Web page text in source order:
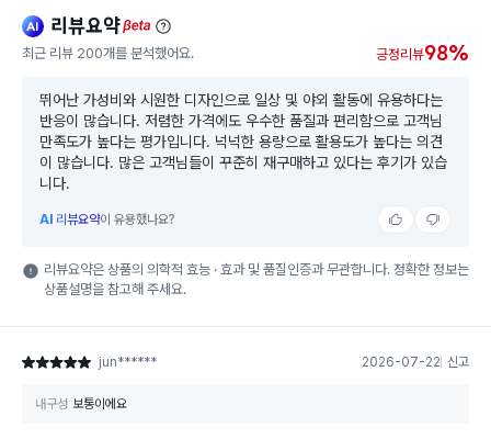
ai 리뷰요약beta
최근 리뷰 200개를 분석했어요. 긍정리뷰98%
뛰어난 가성비와 시원한 디자인으로 일상 및 야외 활동에 유용하다는
반응이 많습니다. 저렴한 가격에도 우수한 품질과 편리함으로 고객님
만족도가 높다는 평가입니다. 넉넉한 용량으로 활용도가 높다는 의견
이 많습니다. 많은 고객님들이 꾸준히 재구매하고 있다는 후기가 있습
니다.
AI 리뷰요약이 유용했나요?
리뷰요약은 상품의 의학적 효능 · 효과 및 품질인증과 무관합니다. 정확한 정보는
상품설명을 참고해 주세요.
별점 5점 jun****** 2026-07-22 신고
내구성 보통이에요